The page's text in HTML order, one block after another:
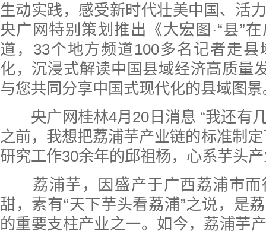
生动实践，感受新时代壮美中国、活
央广网特别策划推出《大宏图·“县”
道，33个地方频道100多名记者走
化，沉浸式解读中国县域经济高质量
与您共同分享中国式现代化的县域图景
央广网桂林4月20日消息 “我还有
之前，我想把荔浦芋产业链的标准制
研究工作30余年的邱祖杨，心系芋头
荔浦芋，因盛产于广西荔浦市而
甜，素有“天下芋头看荔浦”之说，是
的重要支柱产业之一。如今，荔浦芋